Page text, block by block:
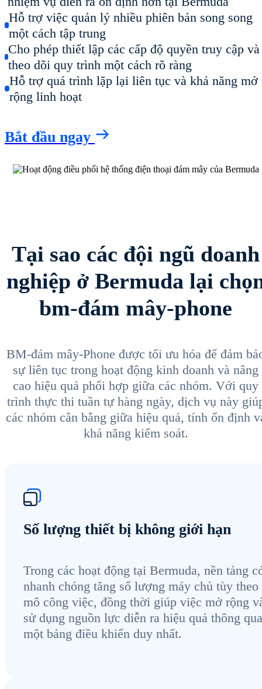
Hỗ trợ việc quản lý nhiều phiên bản song song
một cách tập trung
Cho phép thiết lập các cấp độ quyền truy cập và
theo dõi quy trình một cách rõ ràng
Hỗ trợ quá trình lặp lại liên tục và khả năng mở
rộng linh hoạt
Bắt đầu ngay
Tại sao các đội ngũ doanh
nghiệp ở Bermuda lại
bm-đám mây-phone
BM-đám mây-Phone được tối ưu hóa để đảm
sự liên tục trong hoạt động kinh doanh và nâng
cao hiệu quả phối hợp giữa các nhóm. Với quy
trình thực thi tuần tự hàng ngày, dịch vụ này
các nhóm cân bằng giữa hiệu quả, tính ổn định
khả năng kiểm soát.
Số lượng thiết bị không giới hạn
Trong các hoạt động tại Bermuda, nền tảng
nhanh chóng tăng số lượng máy chủ tùy theo
mô công việc, đồng thời giúp việc mở rộng
sử dụng nguồn lực diễn ra hiệu quả thông qua
một bảng điều khiển duy nhất.